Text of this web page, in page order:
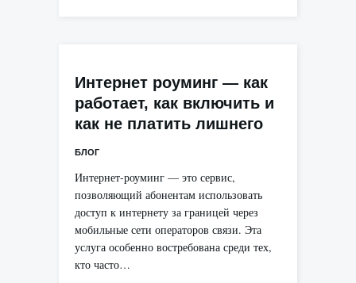
Интернет роуминг — как
работает, как включить и
как не платить лишнего
БЛОГ
Интернет-роуминг — это сервис,
позволяющий абонентам использовать
доступ к интернету за границей через
мобильные сети операторов связи. Эта
услуга особенно востребована среди тех,
кто часто…